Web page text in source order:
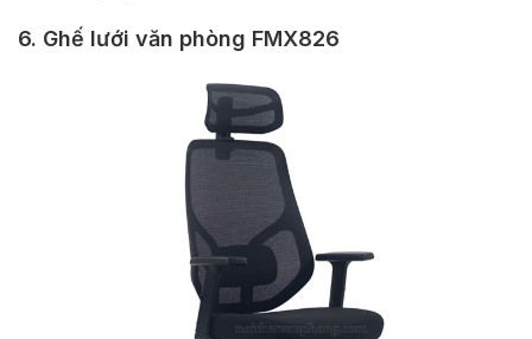
6. Ghế lưới văn phòng FMX826